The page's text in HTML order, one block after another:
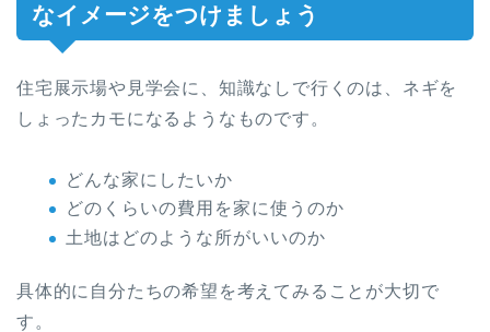
なイメージをつけましょう
住宅展示場や見学会に、知識なしで行くのは、ネギを
しょったカモになるようなものです。
どんな家にしたいか
どのくらいの費用を家に使うのか
土地はどのような所がいいのか
具体的に自分たちの希望を考えてみることが大切で
す。